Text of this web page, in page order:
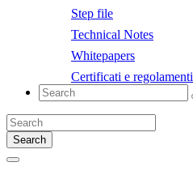
Step file
Technical Notes
Whitepapers
Certificati e regolamenti
Search